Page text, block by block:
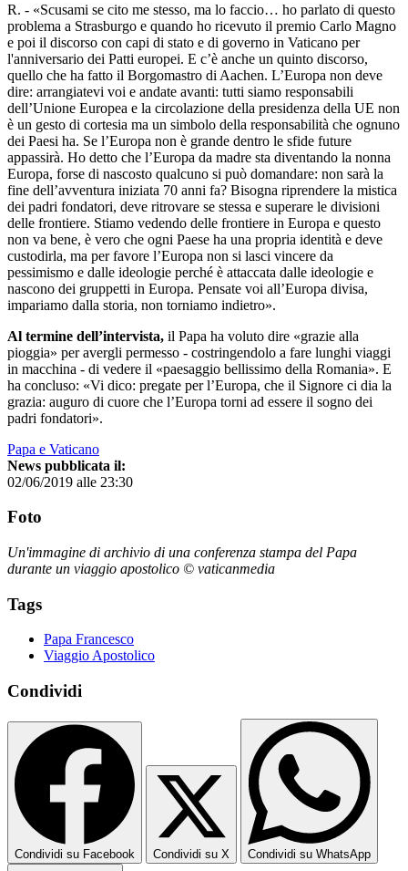
R. - «Scusami se cito me stesso, ma lo faccio… ho parlato di questo
problema a Strasburgo e quando ho ricevuto il premio Carlo Magno
e poi il discorso con capi di stato e di governo in Vaticano per
l'anniversario dei Patti europei. E c’è anche un quinto discorso,
quello che ha fatto il Borgomastro di Aachen. L’Europa non deve
dire: arrangiatevi voi e andate avanti: tutti siamo responsabili
dell’Unione Europea e la circolazione della presidenza della UE non
è un gesto di cortesia ma un simbolo della responsabilità che ognuno
dei Paesi ha. Se l’Europa non è grande dentro le sfide future
appassirà. Ho detto che l’Europa da madre sta diventando la nonna
Europa, forse di nascosto qualcuno si può domandare: non sarà la
fine dell’avventura iniziata 70 anni fa? Bisogna riprendere la mistica
dei padri fondatori, deve ritrovare se stessa e superare le divisioni
delle frontiere. Stiamo vedendo delle frontiere in Europa e questo
non va bene, è vero che ogni Paese ha una propria identità e deve
custodirla, ma per favore l’Europa non si lasci vincere da
pessimismo e dalle ideologie perché è attaccata dalle ideologie e
nascono dei gruppetti in Europa. Pensate voi all’Europa divisa,
impariamo dalla storia, non torniamo indietro».
Al termine dell’intervista, il Papa ha voluto dire «grazie alla
pioggia» per avergli permesso - costringendolo a fare lunghi viaggi
in macchina - di vedere il «paesaggio bellissimo della Romania». E
ha concluso: «Vi dico: pregate per l’Europa, che il Signore ci dia la
grazia: auguro di cuore che l’Europa torni ad essere il sogno dei
padri fondatori».
Papa e Vaticano
News pubblicata il:
02/06/2019 alle 23:30
Foto
Un'immagine di archivio di una conferenza stampa del Papa
durante un viaggio apostolico © vaticanmedia
Tags
Papa Francesco
Viaggio Apostolico
Condividi
Condividi su Facebook Condividi su X Condividi su WhatsApp